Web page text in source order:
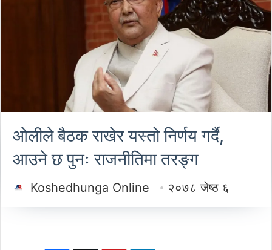
ओलीले बैठक राखेर यस्तो निर्णय गर्दै,
आउने छ पुनः राजनीतिमा तरङ्ग
Koshedhunga Online २०७८ जेष्ठ ६